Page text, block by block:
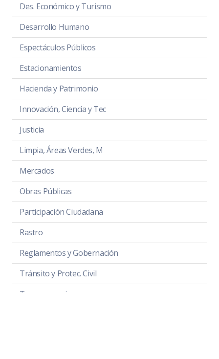
Des. Económico y Turismo
Desarrollo Humano
Espectáculos Públicos
Estacionamientos
Hacienda y Patrimonio
Innovación, Ciencia y Tec
Justicia
Limpia, Áreas Verdes, M
Mercados
Obras Públicas
Participación Ciudadana
Rastro
Reglamentos y Gobernación
Tránsito y Protec. Civil
Transparencia